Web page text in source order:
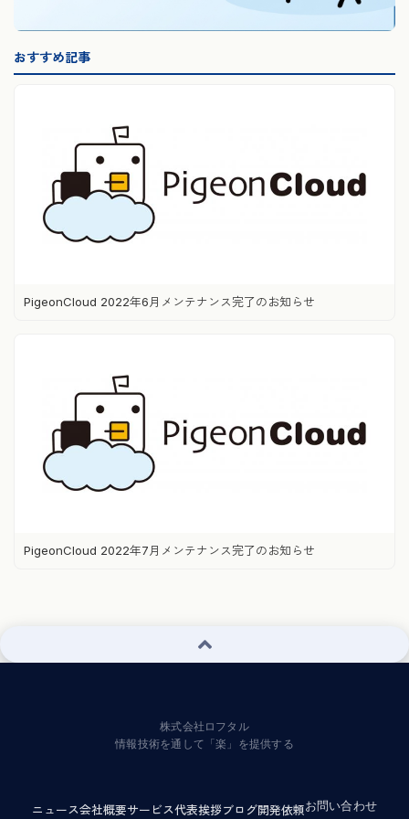
おすすめ記事
PigeonCloud 2022年6月メンテナンス完了のお知らせ
PigeonCloud 2022年7月メンテナンス完了のお知らせ
株式会社ロフタル
情報技術を通して「楽」を提供する
ニュース会社概要サービス代表挨拶ブログ開発依頼お問い合わせ